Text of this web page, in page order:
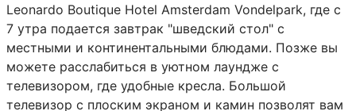
Leonardo Boutique Hotel Amsterdam Vondelpark, где с
7 утра подается завтрак "шведский стол" с
местными и континентальными блюдами. Позже вы
можете расслабиться в уютном лаундже с
телевизором, где удобные кресла. Большой
телевизор с плоским экраном и камин позволят вам